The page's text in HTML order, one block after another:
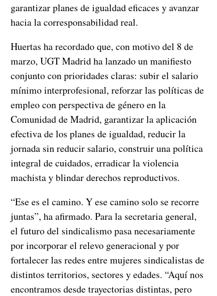
garantizar planes de igualdad eficaces y avanzar
hacia la corresponsabilidad real.
Huertas ha recordado que, con motivo del 8 de
marzo, UGT Madrid ha lanzado un manifiesto
conjunto con prioridades claras: subir el salario
mínimo interprofesional, reforzar las políticas de
empleo con perspectiva de género en la
Comunidad de Madrid, garantizar la aplicación
efectiva de los planes de igualdad, reducir la
jornada sin reducir salario, construir una política
integral de cuidados, erradicar la violencia
machista y blindar derechos reproductivos.
“Ese es el camino. Y ese camino solo se recorre
juntas”, ha afirmado. Para la secretaria general,
el futuro del sindicalismo pasa necesariamente
por incorporar el relevo generacional y por
fortalecer las redes entre mujeres sindicalistas de
distintos territorios, sectores y edades. “Aquí nos
encontramos desde trayectorias distintas, pero